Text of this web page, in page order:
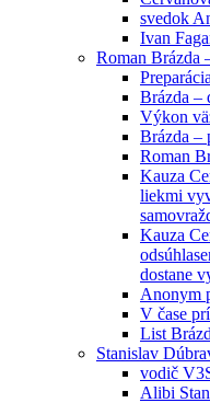
svedok
Ivan
Roman Brázda
Brázda –
Výkon
Brázda –
Roman
Kauza
liekmi
Kauza
dostane
Anonym
V čase
List
Stanislav
vodič
Alibi